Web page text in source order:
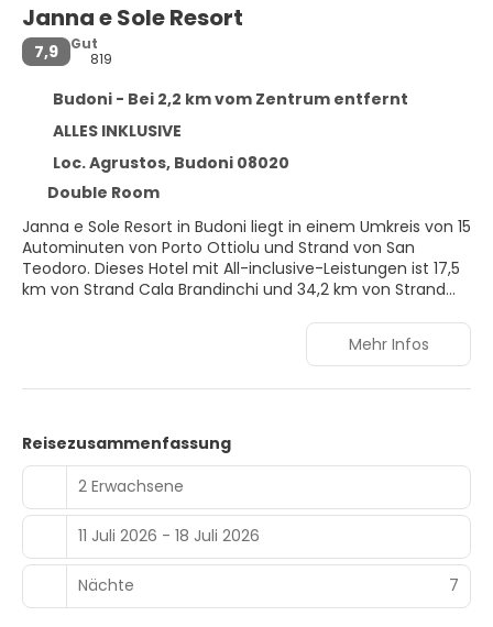
Janna e Sole Resort
7,9
Gut
819
Budoni - Bei 2,2 km vom Zentrum entfernt
ALLES INKLUSIVE
Loc. Agrustos, Budoni 08020
Double Room
Janna e Sole Resort in Budoni liegt in einem Umkreis von 15
Autominuten von Porto Ottiolu und Strand von San
Teodoro. Dieses Hotel mit All-inclusive-Leistungen ist 17,5
km von Strand Cala Brandinchi und 34,2 km von Strand
Entspann dich am Privatstrand oder profitiere von
folgenden Freizeiteinrichtungen: Außenpool und
Fitnessmöglichkeiten.
Fühl dich in einem der 276 klimatisierten Zimmer mit
Minibar wie zu Hause. Die Zimmer haben eigene Balkone
oder Patios. Fernseher mit Satellitenempfang lassen keine
Langeweile aufkommen. Die Badezimmer bieten Duschen
und Bidets.
Lass den Tag bei einem Drink an der Bar/Lounge oder
Poolbar ausklingen. Ein inbegriffenes Frühstücksbuffet
wird täglich von 08:00 Uhr bis 10:00 Uhr angeboten.
Mehr Infos
Reisezusammenfassung
2 Erwachsene
11 Juli 2026 - 18 Juli 2026
Nächte 7